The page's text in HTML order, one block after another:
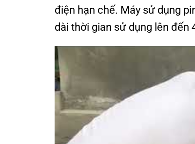
điện hạn chế. Máy sử dụng
dài thời gian sử dụng lên đến